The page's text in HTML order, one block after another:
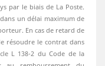
par le biais de La Poste.
un délai maximum de
En cas de retard de
résoudre le contrat dans
L 138-2 du Code de la